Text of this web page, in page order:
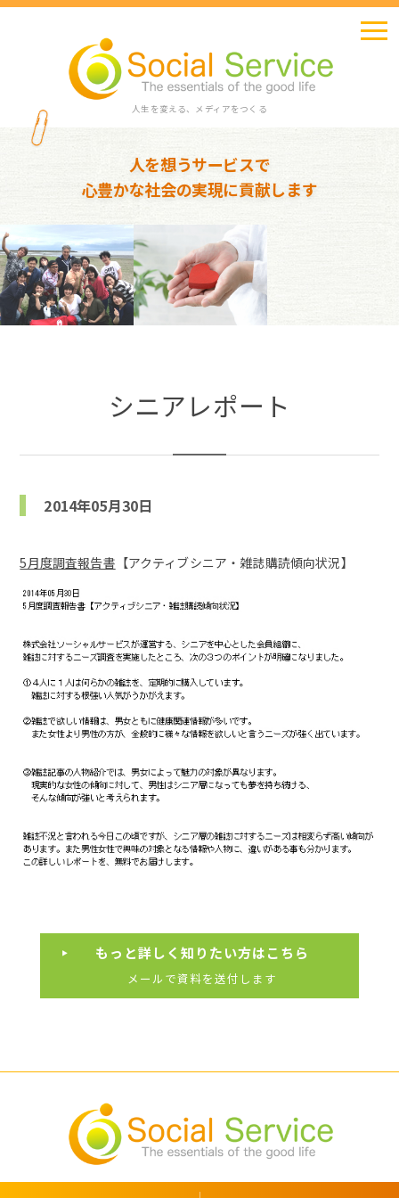
人生を変える、メディアをつくる
人を想うサービスで
心豊かな社会の実現に貢献します
シニアレポート
2014年05月30日
5月度調査報告書 【アクティブシニア・雑誌購読傾向状況】
もっと詳しく知りたい方はこちら
メールで資料を送付します